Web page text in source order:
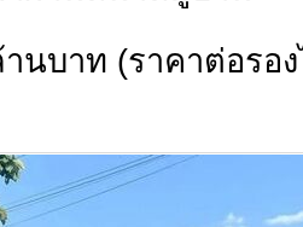
านบาท (ราคาต่อรอ